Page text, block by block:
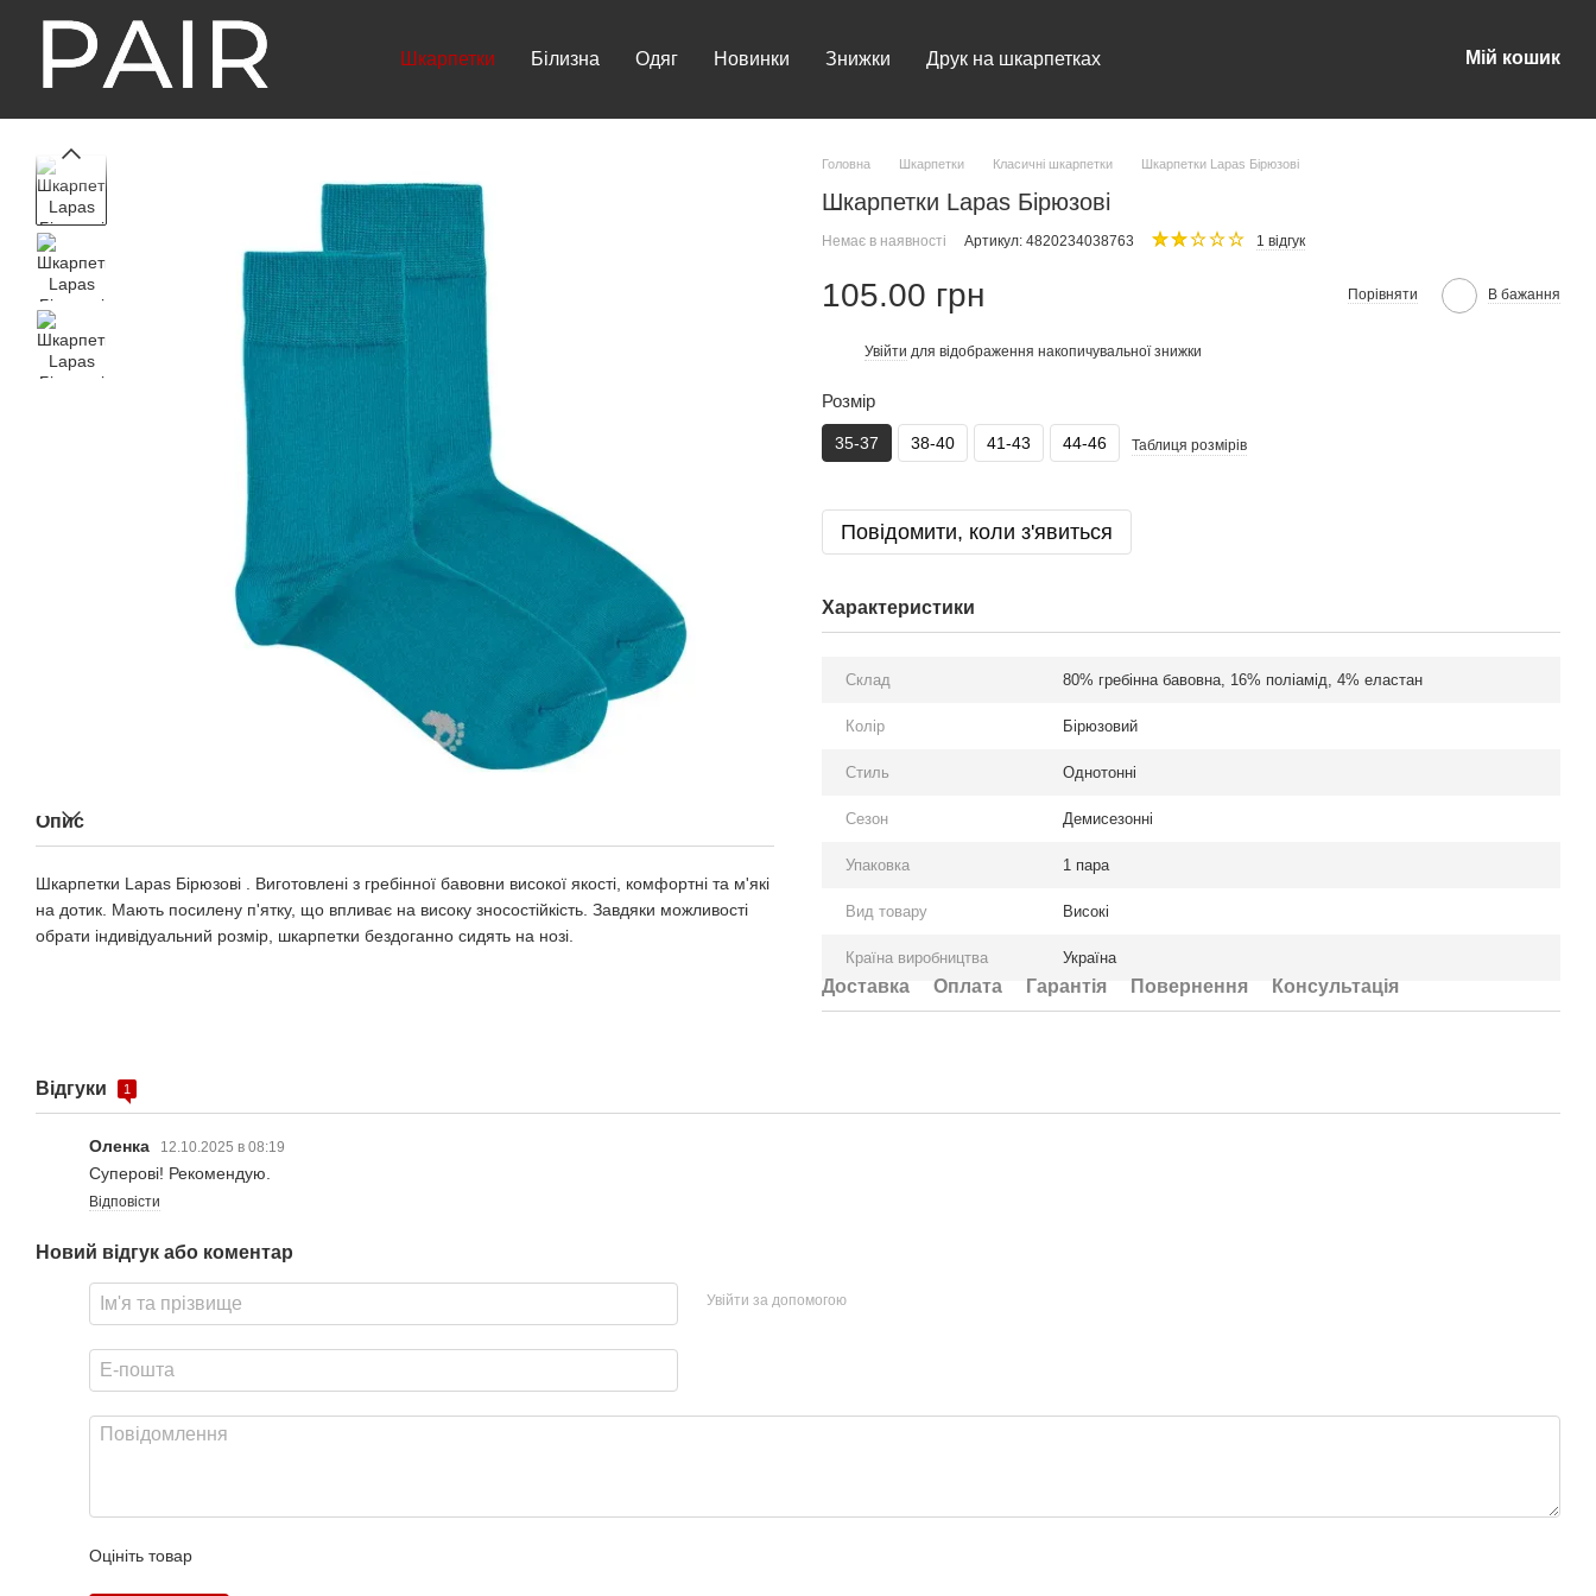
Перейти до основного контенту
Шкарпетки Білизна Одяг Новинки Знижки Друк на шкарпетках Мій кошик
Опис
Шкарпетки Lapas Бірюзові . Виготовлені з гребінної бавовни високої якості, комфортні та м'які
на дотик. Мають посилену п'ятку, що впливає на високу зносостійкість. Завдяки можливості
обрати індивідуальний розмір, шкарпетки бездоганно сидять на нозі.
Головна Шкарпетки Класичні шкарпетки Шкарпетки Lapas Бірюзові
Шкарпетки Lapas Бірюзові
Немає в наявності Артикул: 4820234038763 1 відгук
105.00 грн Порівняти В бажання
Увійти для відображення накопичувальної знижки
Розмір
35-37 38-40 41-43 44-46 Таблиця розмірів
Повідомити, коли з'явиться
Характеристики
Склад 80% гребінна бавовна, 16% поліамід, 4% еластан
Колір Бірюзовий
Стиль Однотонні
Сезон Демисезонні
Упаковка 1 пара
Вид товару Високі
Країна виробництва Україна
Доставка Оплата Гарантія Повернення Консультація
Відгуки 1
Оленка 12.10.2025 в 08:19
Суперові! Рекомендую.
Відповісти
Новий відгук або коментар
Увійти за допомогою
Оцініть товар